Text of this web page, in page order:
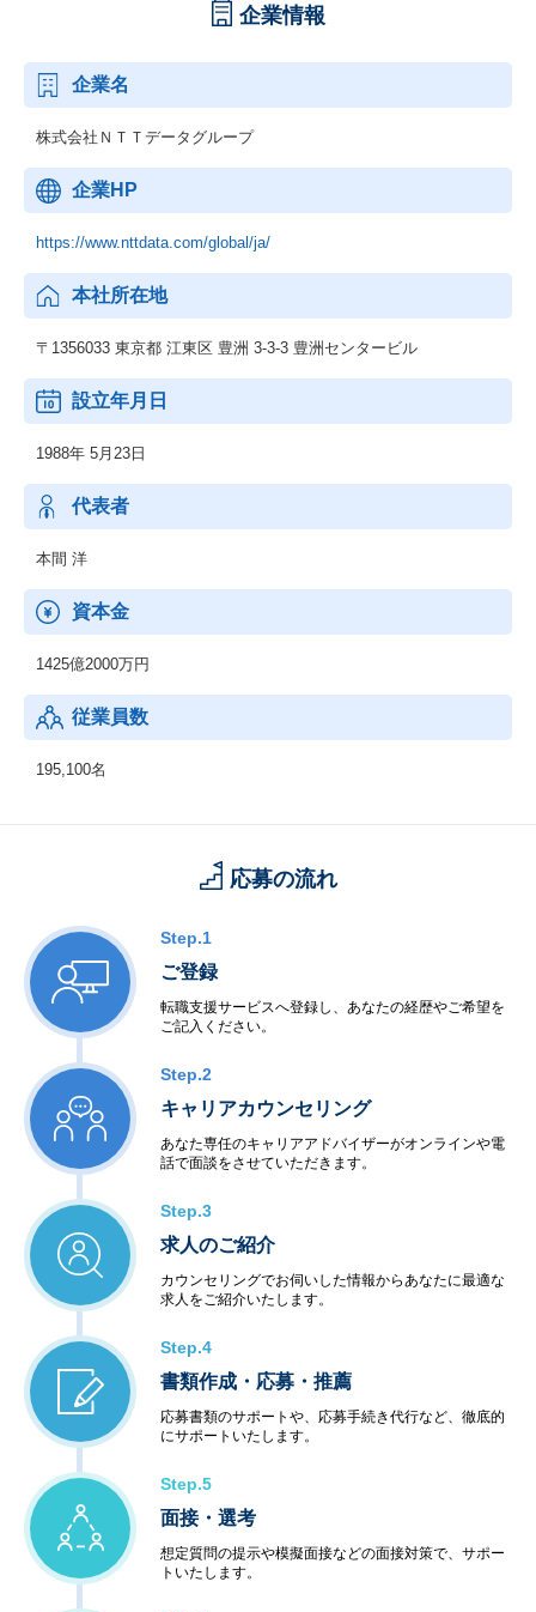
企業情報
企業名
株式会社ＮＴＴデータグループ
企業HP
https://www.nttdata.com/global/ja/
本社所在地
〒1356033 東京都 江東区 豊洲 3-3-3 豊洲センタービル
設立年月日
1988年 5月23日
代表者
本間 洋
資本金
1425億2000万円
従業員数
195,100名
応募の流れ
Step.1
ご登録
転職支援サービスへ登録し、あなたの経歴やご希望を
ご記入ください。
Step.2
キャリアカウンセリング
あなた専任のキャリアアドバイザーがオンラインや電
話で面談をさせていただきます。
Step.3
求人のご紹介
カウンセリングでお伺いした情報からあなたに最適な
求人をご紹介いたします。
Step.4
書類作成・応募・推薦
応募書類のサポートや、応募手続き代行など、徹底的
にサポートいたします。
Step.5
面接・選考
想定質問の提示や模擬面接などの面接対策で、サポー
トいたします。